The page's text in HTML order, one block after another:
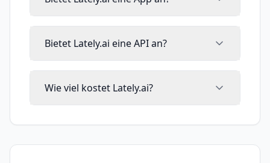
Bietet Lately.ai eine API an?
Wie viel kostet Lately.ai?